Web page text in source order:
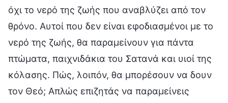
όχι το νερό της ζωής που αναβλύζει από τον
θρόνο. Αυτοί που δεν είναι εφοδιασμένοι με το
νερό της ζωής, θα παραμείνουν για πάντα
πτώματα, παιχνιδάκια του Σατανά και υιοί της
κόλασης. Πώς, λοιπόν, θα μπορέσουν να δουν
τον Θεό; Απλώς επιζητάς να παραμείνεις